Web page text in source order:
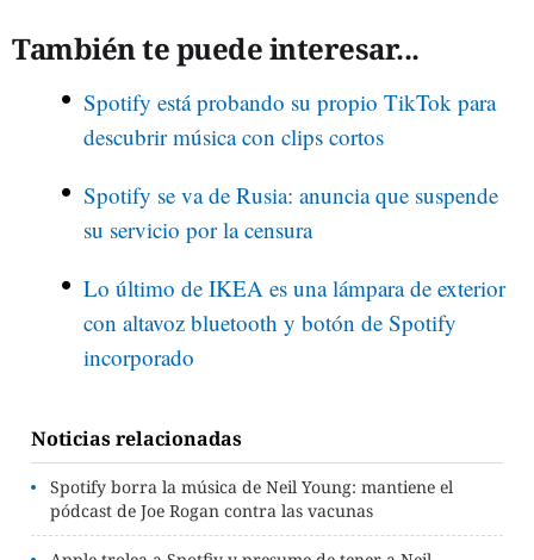
También te puede interesar...
Spotify está probando su propio TikTok para
descubrir música con clips cortos
Spotify se va de Rusia: anuncia que suspende
su servicio por la censura
Lo último de IKEA es una lámpara de exterior
con altavoz bluetooth y botón de Spotify
incorporado
Noticias relacionadas
Spotify borra la música de Neil Young: mantiene el
pódcast de Joe Rogan contra las vacunas